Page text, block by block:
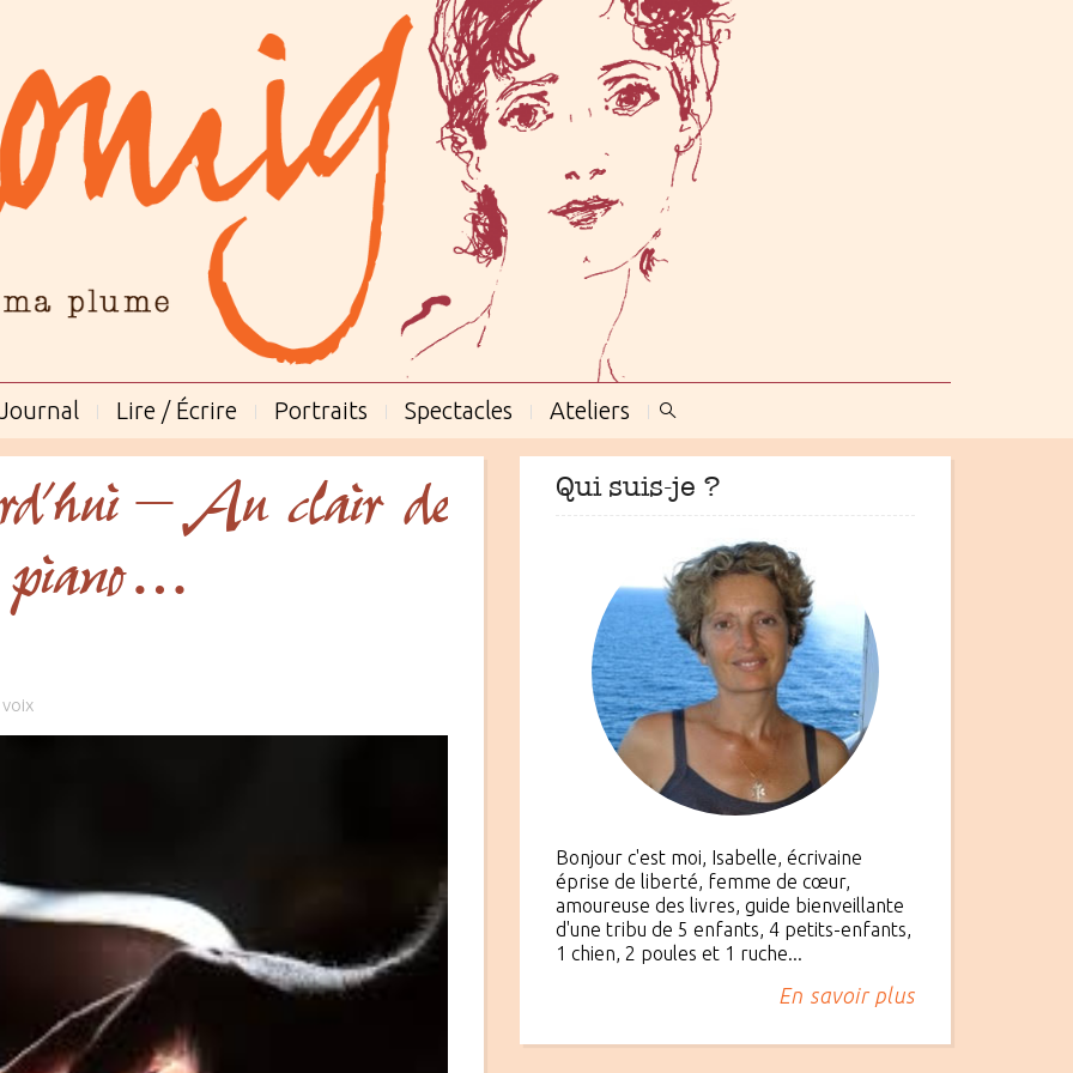
Lire / Écrire Portraits Spectacles Ateliers
– Au clair de
piano…
voix
Qui suis-je ?
Bonjour c'est moi, Isabelle, écrivaine
éprise de liberté, femme de cœur,
amoureuse des livres, guide bienveillante
d'une tribu de 5 enfants, 4 petits-enfants,
1 chien, 2 poules et 1 ruche...
En savoir plus